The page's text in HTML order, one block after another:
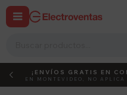

DEBUT
¡ENVÍOS GRATIS EN
EN MONTEVIDEO, NO